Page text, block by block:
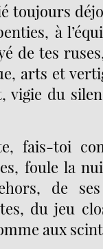
toujours
à
de tes
arts et
vigie du
fais-toi
foule la
de
du jeu
aux